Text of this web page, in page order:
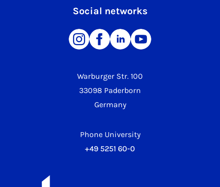
Warburger Str. 100
33098 Paderborn
Germany
Phone University
+49 5251 60-0
Social networks